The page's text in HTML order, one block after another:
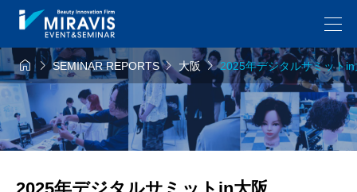
SEMINAR REPORTS大阪2025年デジタルサミットin